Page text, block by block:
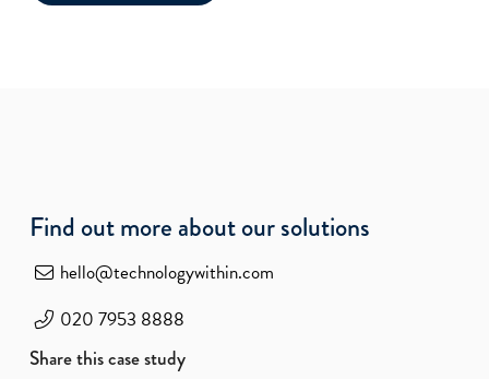
Find out more about our solutions
hello@technologywithin.com
020 7953 8888
Share this case study